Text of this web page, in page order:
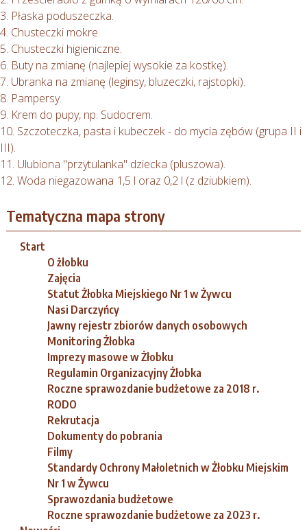
3. Płaska poduszeczka.
4. Chusteczki mokre.
5. Chusteczki higieniczne.
6. Buty na zmianę (najlepiej wysokie za kostkę).
7. Ubranka na zmianę (leginsy, bluzeczki, rajstopki).
8. Pampersy.
9. Krem do pupy, np. Sudocrem.
10. Szczoteczka, pasta i kubeczek - do mycia zębów (grupa II i
III).
11. Ulubiona "przytulanka" dziecka (pluszowa).
12. Woda niegazowana 1,5 l oraz 0,2 l (z dziubkiem).
Tematyczna mapa strony
Start
O żłobku
Zajęcia
Statut Żłobka Miejskiego Nr 1 w Żywcu
Nasi Darczyńcy
Jawny rejestr zbiorów danych osobowych
Monitoring Żłobka
Imprezy masowe w Żłobku
Regulamin Organizacyjny Żłobka
Roczne sprawozdanie budżetowe za 2018 r.
RODO
Rekrutacja
Dokumenty do pobrania
Filmy
Standardy Ochrony Małoletnich w Żłobku Miejskim
Nr 1 w Żywcu
Sprawozdania budżetowe
Roczne sprawozdanie budżetowe za 2023 r.